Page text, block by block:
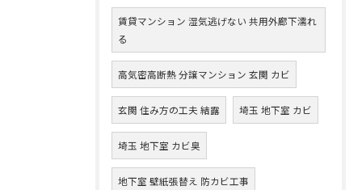
賃貸マンション 湿気逃げない 共用外廊下濡れ
る
高気密高断熱 分譲マンション 玄関 カビ
玄関 住み方の工夫 結露 埼玉 地下室 カビ
埼玉 地下室 カビ臭
地下室 壁紙張替え 防カビ工事